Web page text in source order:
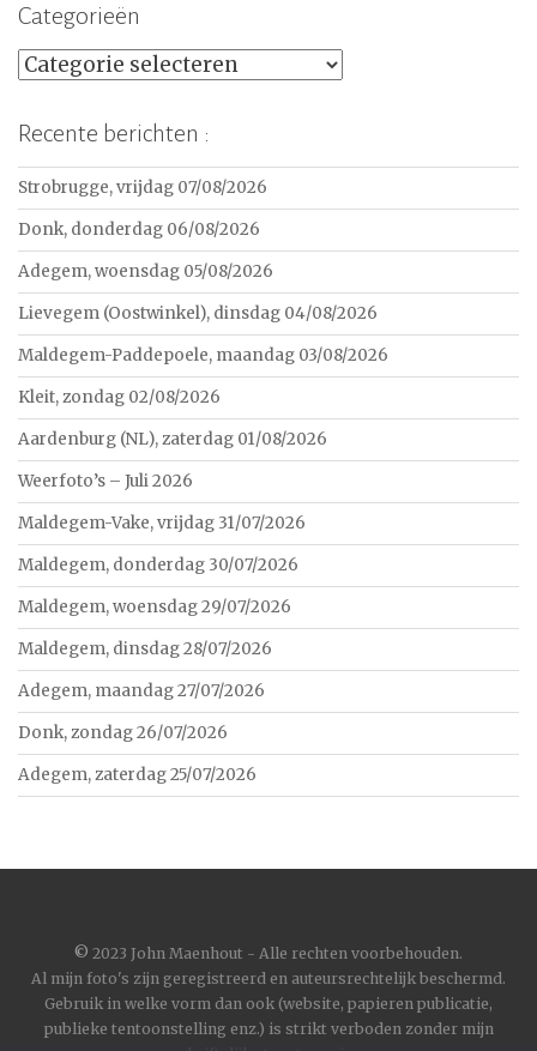
Categorieën
Categorieën
Recente berichten :
Strobrugge, vrijdag 07/08/2026
Donk, donderdag 06/08/2026
Adegem, woensdag 05/08/2026
Lievegem (Oostwinkel), dinsdag 04/08/2026
Maldegem-Paddepoele, maandag 03/08/2026
Kleit, zondag 02/08/2026
Aardenburg (NL), zaterdag 01/08/2026
Weerfoto’s – Juli 2026
Maldegem-Vake, vrijdag 31/07/2026
Maldegem, donderdag 30/07/2026
Maldegem, woensdag 29/07/2026
Maldegem, dinsdag 28/07/2026
Adegem, maandag 27/07/2026
Donk, zondag 26/07/2026
Adegem, zaterdag 25/07/2026
© 2023 John Maenhout - Alle rechten voorbehouden.
Al mijn foto's zijn geregistreerd en auteursrechtelijk beschermd.
Gebruik in welke vorm dan ook (website, papieren publicatie,
publieke tentoonstelling enz.) is strikt verboden zonder mijn